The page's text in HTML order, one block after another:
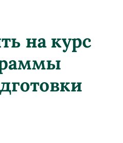
на курс